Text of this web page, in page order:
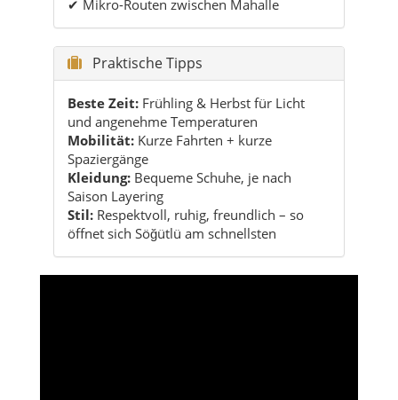
Beste Zeit:Frühling & Herbst für Licht
und angenehme Temperaturen
Mobilität:Kurze Fahrten + kurze
Spaziergänge
Kleidung:Bequeme Schuhe, je nach
Saison Layering
Stil: Respektvoll, ruhig, freundlich – so
öffnet sich Söğütlü am schnellsten